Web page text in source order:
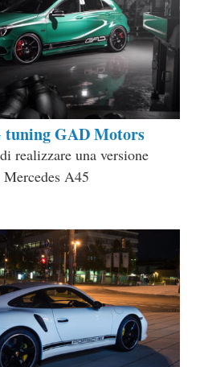
tuning GAD Motors
realizzare una versione
A45